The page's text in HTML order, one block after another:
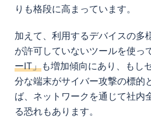
りも格段に高まっています。
加えて、利用するデバイスの多
が許可していないツールを使っ
ーIT」も増加傾向にあり、もし
分な端末がサイバー攻撃の標的
ば、ネットワークを通じて社内
る恐れもあります。